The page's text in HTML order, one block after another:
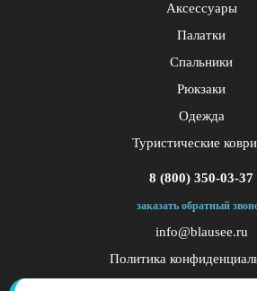
Аксессуары
Палатки
Спальники
Рюкзаки
Одежда
Туристические
8 (800) 350-03-37
заказать обратный
info@blausee.ru
Политика